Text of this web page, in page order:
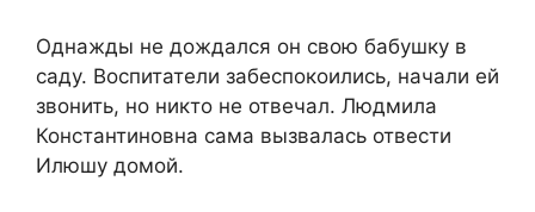
Однажды не дождался он свою бабушку в
саду. Воспитатели забеспокоились, начали ей
звонить, но никто не отвечал. Людмила
Константиновна сама вызвалась отвести
Илюшу домой.